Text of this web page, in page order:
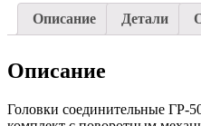
Описание Детали
Описание
Головки соединительные ГР-